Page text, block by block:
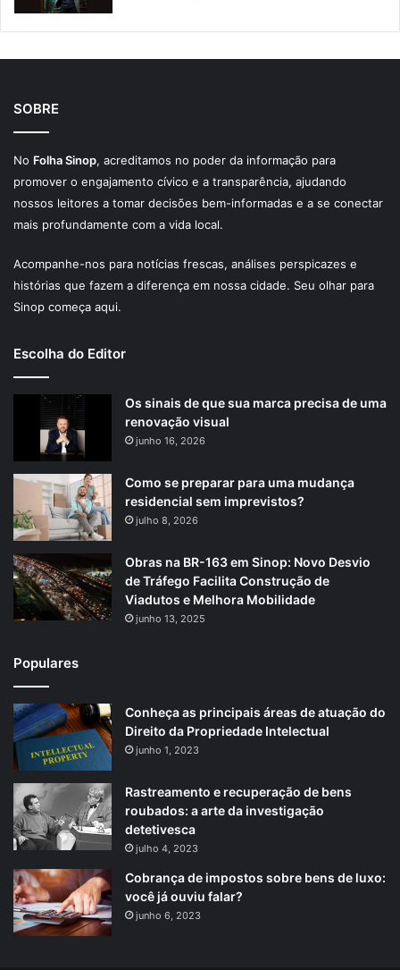
SOBRE
No Folha Sinop, acreditamos no poder da informação para
promover o engajamento cívico e a transparência, ajudando
nossos leitores a tomar decisões bem-informadas e a se conectar
mais profundamente com a vida local.
Acompanhe-nos para notícias frescas, análises perspicazes e
histórias que fazem a diferença em nossa cidade. Seu olhar para
Sinop começa aqui.
Escolha do Editor
Os sinais de que sua marca precisa de uma
renovação visual
junho 16, 2026
Como se preparar para uma mudança
residencial sem imprevistos?
julho 8, 2026
Obras na BR-163 em Sinop: Novo Desvio
de Tráfego Facilita Construção de
Viadutos e Melhora Mobilidade
junho 13, 2025
Populares
Conheça as principais áreas de atuação do
Direito da Propriedade Intelectual
junho 1, 2023
Rastreamento e recuperação de bens
roubados: a arte da investigação
detetivesca
julho 4, 2023
Cobrança de impostos sobre bens de luxo:
você já ouviu falar?
junho 6, 2023